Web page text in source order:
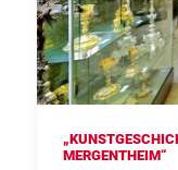
MERGENTHEIM“